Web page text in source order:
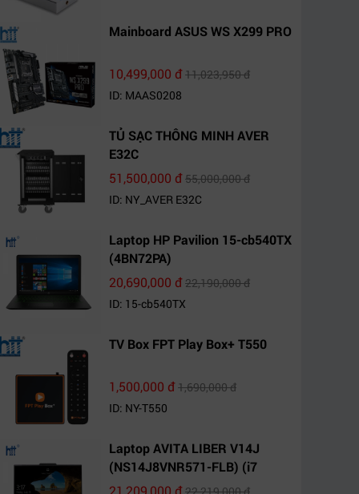
Mainboard ASUS WS X299 PRO
10,499,000 đ11,023,950 đ
ID: MAAS0208
TỦ SẠC THÔNG MINH AVER
E32C
51,500,000 đ55,000,000 đ
ID: NY_AVER E32C
Laptop HP Pavilion 15-cb540TX
(4BN72PA)
20,690,000 đ22,190,000 đ
ID: 15-cb540TX
TV Box FPT Play Box+ T550
1,500,000 đ1,690,000 đ
ID: NY-T550
Laptop AVITA LIBER V14J
(NS14J8VNR571-FLB) (i7
10510U/8GB RAM/1TB
21,209,000 đ